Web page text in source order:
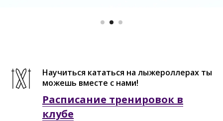
Научиться кататься на лыжероллерах ты
можешь вместе с нами!
Расписание тренировок в
клубе